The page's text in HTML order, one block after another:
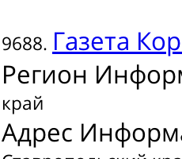
9688. Газета
Регион
край
Адрес